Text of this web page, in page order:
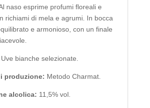
naso esprime profumi floreali e
richiami di mela e agrumi. In bocca
e armonioso, con un finale
Uve bianche selezionate.
produzione: Metodo Charmat.
alcolica: 11,5% vol.